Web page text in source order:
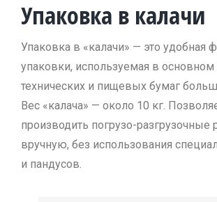
Упаковка в калачи
Упаковка в «калачи» — это удобная
упаковки, используемая в основном
технических и пищевых бумаг
Вес «калача» — около 10 кг.
производить погрузо-разгрузочные
вручную, без использования
и пандусов.